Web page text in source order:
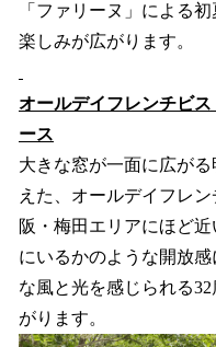
「ファリーヌ」による
楽しみが広がります。
オールデイフレンチビ
ース
大きな窓が一面に広が
えた、オールデイフレ
阪・梅田エリアにほど
にいるかのような開放
な風と光を感じられる
がります。